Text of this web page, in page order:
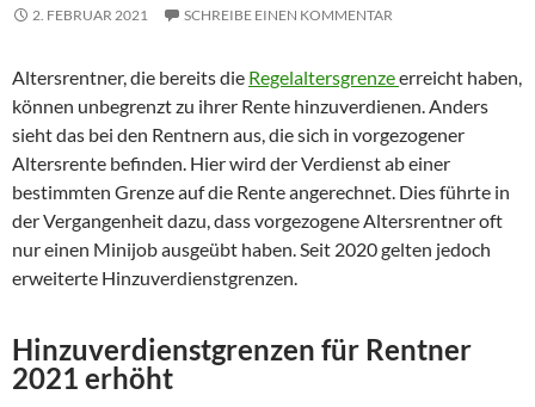
2. FEBRUAR 2021 SCHREIBE EINEN KOMMENTAR
Altersrentner, die bereits die Regelaltersgrenzeerreicht haben,
können unbegrenzt zu ihrer Rente hinzuverdienen. Anders
sieht das bei den Rentnern aus, die sich in vorgezogener
Altersrente befinden. Hier wird der Verdienst ab einer
bestimmten Grenze auf die Rente angerechnet. Dies führte in
der Vergangenheit dazu, dass vorgezogene Altersrentner oft
nur einen Minijob ausgeübt haben. Seit 2020 gelten jedoch
erweiterte Hinzuverdienstgrenzen.
Hinzuverdienstgrenzen für Rentner
2021 erhöht